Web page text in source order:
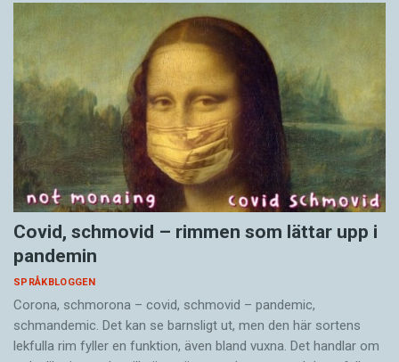
Covid, schmovid – rimmen som lättar upp i
pandemin
SPRÅKBLOGGEN
Corona, schmorona – covid, schmovid – pandemic,
schmandemic. Det kan se barnsligt ut, men den här sortens
lekfulla rim fyller en funktion, även bland vuxna. Det handlar om